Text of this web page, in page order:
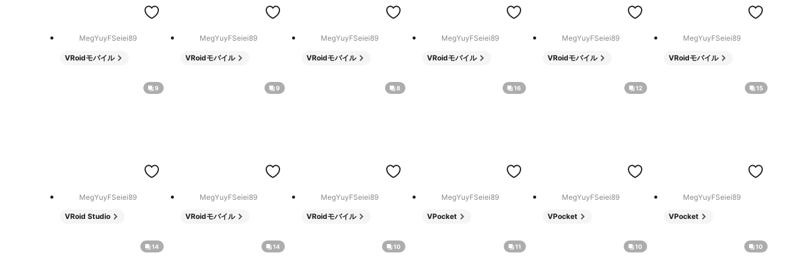
MegYuyFSeiei89
VRoidモバイル
MegYuyFSeiei89
VRoidモバイル
MegYuyFSeiei89
VRoidモバイル
MegYuyFSeiei89
VRoidモバイル
MegYuyFSeiei89
VRoidモバイル
MegYuyFSeiei89
VRoidモバイル
9
MegYuyFSeiei89
VRoid Studio
9
MegYuyFSeiei89
VRoidモバイル
8
MegYuyFSeiei89
VRoidモバイル
16
MegYuyFSeiei89
VPocket
12
MegYuyFSeiei89
VPocket
15
MegYuyFSeiei89
VPocket
14 14 10 11 10 10